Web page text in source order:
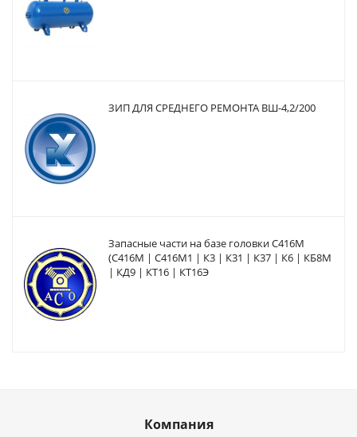
ЗИП ДЛЯ СРЕДНЕГО РЕМОНТА ВШ-4,2/200
Запасные части на базе головки С416М
(С416М | С416М1 | К3 | К31 | К37 | К6 | КБ8М
| КД9 | КТ16 | КТ16Э
Компания